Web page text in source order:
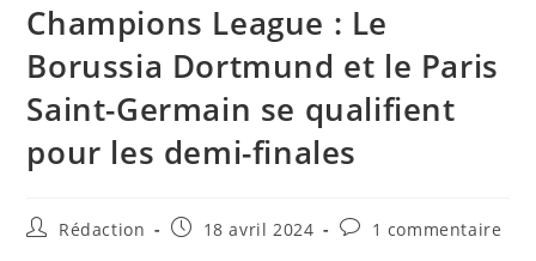
Champions League : Le
Borussia Dortmund et le Paris
Saint-Germain se qualifient
pour les demi-finales
Auteur/autrice
Rédaction
Publication
18 avril 2024
Commentaires
1 commentaire